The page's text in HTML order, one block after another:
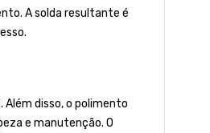
A solda resultante é
disso, o polimento
e manutenção. O